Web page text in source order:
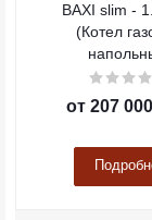
BAXI slim -
(Котел
от 207